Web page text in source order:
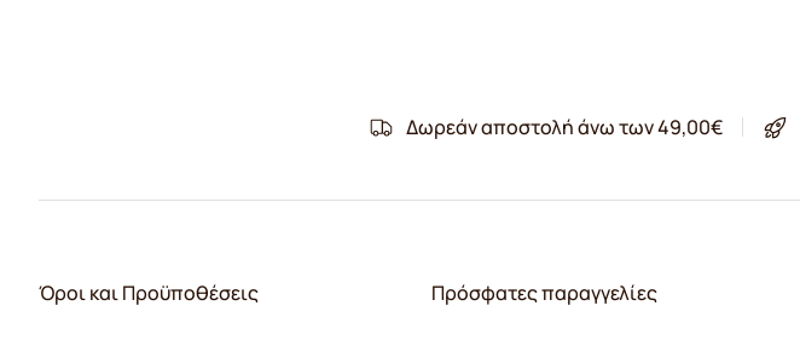
Δωρεάν αποστολή άνω των 49,00€
Όροι και Προϋποθέσεις Πρόσφατες παραγγελίες